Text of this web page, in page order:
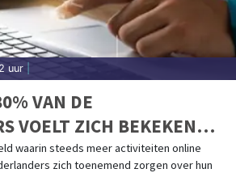
uur
VAN DE
VOELT ZICH BEKEKEN
ACTIVITEITEN
waarin steeds meer activiteiten online
zich toenemend zorgen over hun